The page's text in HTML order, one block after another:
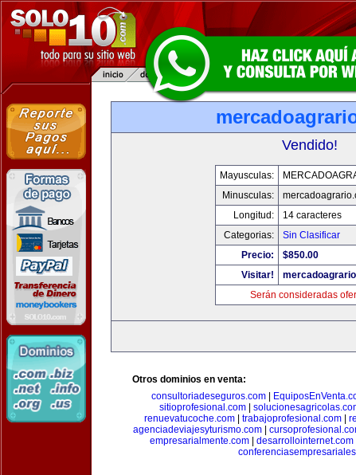
Vendido!
Mayusculas:
Minusculas:
Longitud:
14 caracteres
Categorias:
Sin Clasificar
Precio:
$850.00
Visitar!
Serán consideradas
Otros dominios en venta:
consultoriadeseguros.com|
sitioprofesional.com
renuevatucoche.com
trabajoprofesional.com
agenciadeviajesyturismo.com
empresarialmente.com
desarrollointernet.com